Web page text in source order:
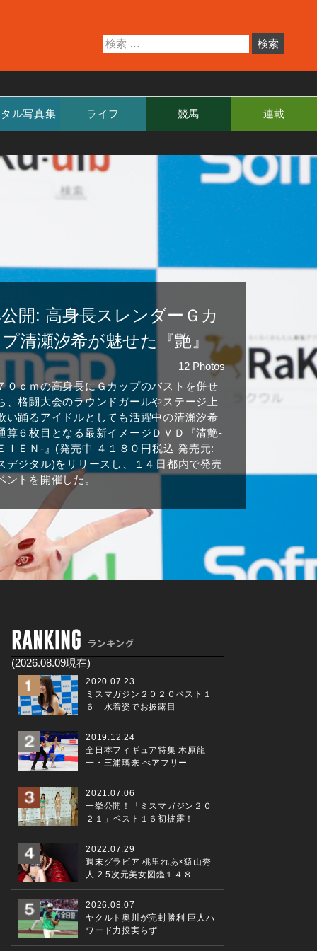
ル写真集 ライフ 競馬 連載
開: 高身長スレンダーＧカ
清瀬汐希が魅せた『艶』
12 Photos
０ｃｍの高身長にＧカップのバストを併せ
、格闘大会のラウンドガールやステージ上
い踊るアイドルとしても活躍中の清瀬汐希
算６枚目となる最新イメージＤＶＤ『清艶-
ＩＥＮ-』(発売中 ４１８０円税込 発売元:
デジタル)をリリースし、１４日都内で発売
ントを開催した。
(2026.08.09現在)
2020.07.23
ミスマガジン２０２０ベスト１
６ 水着姿でお披露目
2019.12.24
全日本フィギュア特集 木原龍
一・三浦璃来 ぺアフリー
2021.07.06
一挙公開！「ミスマガジン２０
２１」ベスト１６初披露！
2022.07.29
週末グラビア 桃里れあ×猿山秀
人 2.5次元美女図鑑１４８
2026.08.07
ヤクルト奥川が完封勝利 巨人ハ
ワード力投実らず